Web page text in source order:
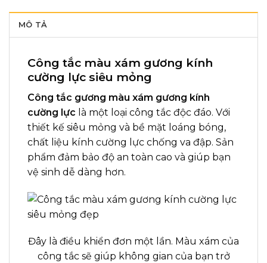
MÔ TẢ
Công tắc màu xám gương kính
cường lực siêu mỏng
Công tắc gương màu xám gương kính
cường lực là một loại công tắc độc đáo. Với
thiết kế siêu mỏng và bề mặt loáng bóng,
chất liệu kính cường lực chống va đập. Sản
phẩm đảm bảo độ an toàn cao và giúp bạn
vệ sinh dễ dàng hơn.
Đây là điều khiển đơn một lần. Màu xám của
công tắc sẽ giúp không gian của bạn trở